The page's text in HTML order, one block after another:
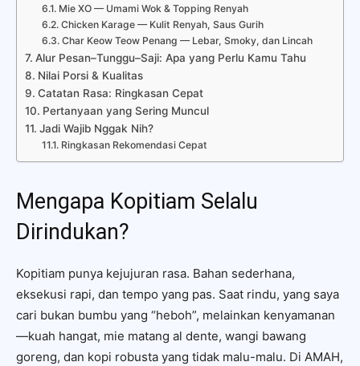
Mie XO — Umami Wok & Topping Renyah
Chicken Karage — Kulit Renyah, Saus Gurih
Char Keow Teow Penang — Lebar, Smoky, dan Lincah
Alur Pesan–Tunggu–Saji: Apa yang Perlu Kamu Tahu
Nilai Porsi & Kualitas
Catatan Rasa: Ringkasan Cepat
Pertanyaan yang Sering Muncul
Jadi Wajib Nggak Nih?
Ringkasan Rekomendasi Cepat
Mengapa Kopitiam Selalu
Dirindukan?
Kopitiam punya kejujuran rasa. Bahan sederhana,
eksekusi rapi, dan tempo yang pas. Saat rindu, yang saya
cari bukan bumbu yang “heboh”, melainkan kenyamanan
—kuah hangat, mie matang al dente, wangi bawang
goreng, dan kopi robusta yang tidak malu-malu. Di AMAH,